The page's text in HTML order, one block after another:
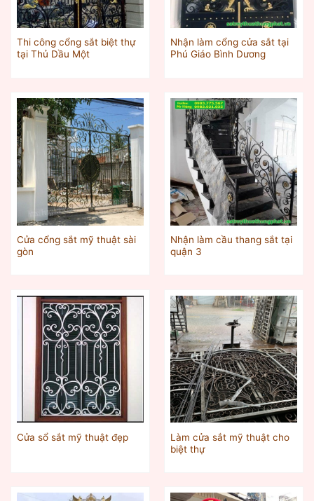
Thi công cổng sắt biệt thự
tại Thủ Dầu Một
Nhận làm cổng cửa sắt tại
Phú Giáo Bình Dương
Cửa cổng sắt mỹ thuật sài
gòn
Nhận làm cầu thang sắt tại
quận 3
Cửa sổ sắt mỹ thuật đẹp
Làm cửa sắt mỹ thuật cho
biệt thự